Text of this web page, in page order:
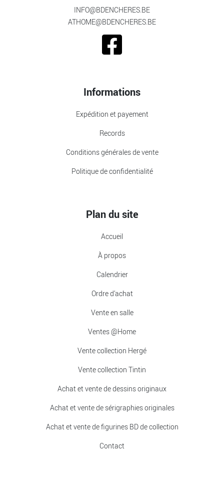
INFO@BDENCHERES.BE
ATHOME@BDENCHERES.BE
Informations
Expédition et payement
Records
Conditions générales de vente
Politique de confidentialité
Plan du site
Accueil
À propos
Calendrier
Ordre d’achat
Vente en salle
Ventes @Home
Vente collection Hergé
Vente collection Tintin
Achat et vente de dessins originaux
Achat et vente de sérigraphies originales
Achat et vente de figurines BD de collection
Contact